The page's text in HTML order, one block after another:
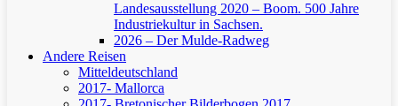
Landesausstellung 2020 – Boom. 500 Jahre
Industriekultur in Sachsen.
2026 – Der Mulde-Radweg
Andere Reisen
Mitteldeutschland
2017- Mallorca